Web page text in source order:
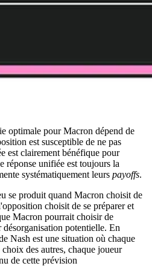
optimale pour Macron dépend de
est susceptible de ne pas
est clairement bénéfique pour
réponse unifiée est toujours la
systématiquement leurs payoffs.
se produit quand Macron choisit de
choisit de se préparer et
Macron pourrait choisir de
potentielle. En
Nash est une situation où chaque
des autres, chaque joueur
de cette prévision